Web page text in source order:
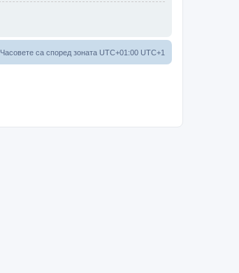
Часовете са според зоната UTC+01:00 UTC+1